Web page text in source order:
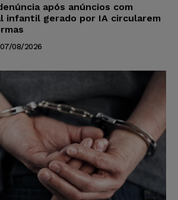
após anúncios com
infantil gerado por IA circularem
07/08/2026